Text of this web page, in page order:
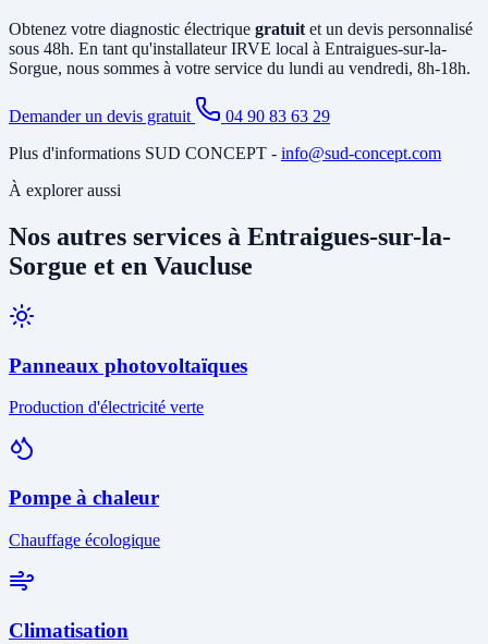
l'installation.
Obtenez votre diagnostic électrique gratuit et un devis personnalisé
sous 48h. En tant qu'installateur IRVE local à Entraigues-sur-la-
Sorgue, nous sommes à votre service du lundi au vendredi, 8h-18h.
Demander un devis gratuit
04 90 83 63 29
Plus d'informations SUD CONCEPT - info@sud-concept.com
À explorer aussi
Nos autres services à Entraigues-sur-la-
Sorgue et en Vaucluse
Panneaux photovoltaïques
Production d'électricité verte
Pompe à chaleur
Chauffage écologique
Climatisation